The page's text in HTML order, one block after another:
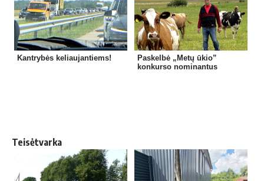
Kantrybės keliaujantiems!
Paskelbė „Metų ūkio”
konkurso nominantus
Teisėtvarka